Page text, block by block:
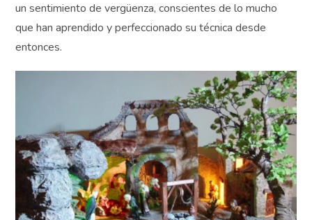
Hoy en día, al mirar esos primeros trabajos,
experimentan un sentimiento de vergüenza, conscientes
de lo mucho que han aprendido y perfeccionado su
técnica desde entonces.